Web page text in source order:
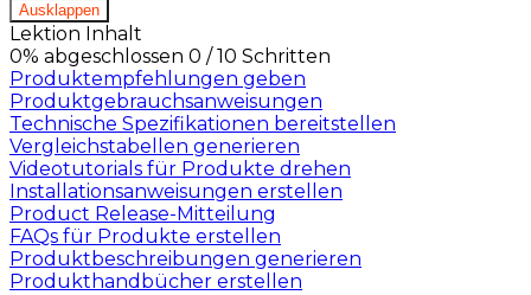
Ausklappen
Lektion Inhalt
0% abgeschlossen 0 / 10 Schritten
Produktempfehlungen geben
Produktgebrauchsanweisungen
Technische Spezifikationen bereitstellen
Vergleichstabellen generieren
Videotutorials für Produkte drehen
Installationsanweisungen erstellen
Product Release-Mitteilung
FAQs für Produkte erstellen
Produktbeschreibungen generieren
Produkthandbücher erstellen